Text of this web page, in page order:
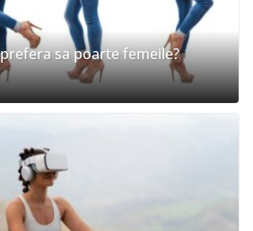
sa poarte femeile?